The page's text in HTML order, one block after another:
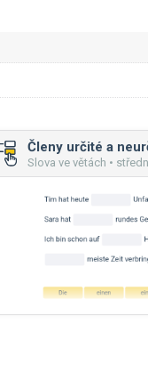
Členy určité a
Slova ve větách •